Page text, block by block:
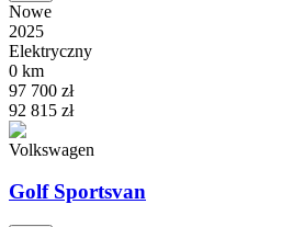
Nowe
2025
Elektryczny
0 km
97 700 zł
92 815 zł
Volkswagen
Golf Sportsvan